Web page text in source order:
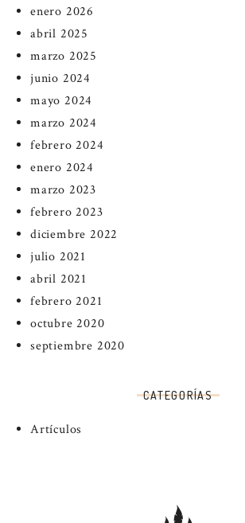
enero 2026
abril 2025
marzo 2025
junio 2024
mayo 2024
marzo 2024
febrero 2024
enero 2024
marzo 2023
febrero 2023
diciembre 2022
julio 2021
abril 2021
febrero 2021
octubre 2020
septiembre 2020
CATEGORÍAS
Artículos